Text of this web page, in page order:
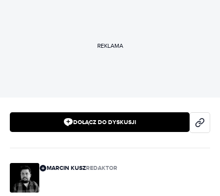
REKLAMA
DOŁĄCZ DO DYSKUSJI
MARCIN KUSZREDAKTOR